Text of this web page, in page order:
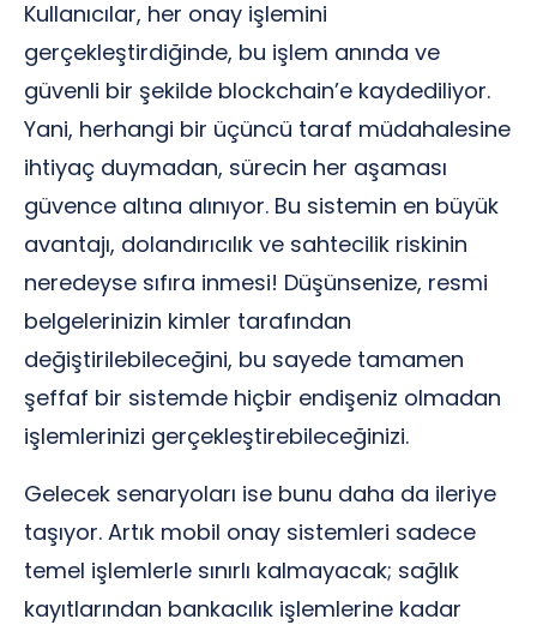
Kullanıcılar, her onay işlemini
gerçekleştirdiğinde, bu işlem anında ve
güvenli bir şekilde blockchain’e kaydediliyor.
Yani, herhangi bir üçüncü taraf müdahalesine
ihtiyaç duymadan, sürecin her aşaması
güvence altına alınıyor. Bu sistemin en büyük
avantajı, dolandırıcılık ve sahtecilik riskinin
neredeyse sıfıra inmesi! Düşünsenize, resmi
belgelerinizin kimler tarafından
değiştirilebileceğini, bu sayede tamamen
şeffaf bir sistemde hiçbir endişeniz olmadan
işlemlerinizi gerçekleştirebileceğinizi.
Gelecek senaryoları ise bunu daha da ileriye
taşıyor. Artık mobil onay sistemleri sadece
temel işlemlerle sınırlı kalmayacak; sağlık
kayıtlarından bankacılık işlemlerine kadar